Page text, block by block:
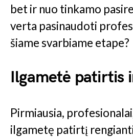
bet ir nuo tinkamo
verta pasinaudoti
šiame svarbiame etape?
Ilgametė patirtis
Pirmiausia,
ilgametę patirtį